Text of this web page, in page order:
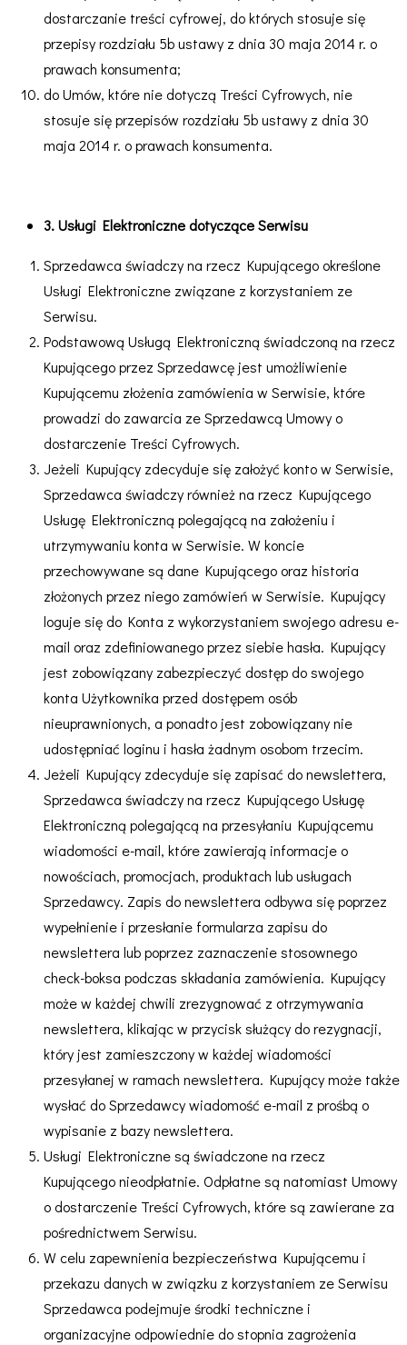
dostarczanie treści cyfrowej, do których stosuje się
przepisy rozdziału 5b ustawy z dnia 30 maja 2014 r. o
prawach konsumenta;
do Umów, które nie dotyczą Treści Cyfrowych, nie
stosuje się przepisów rozdziału 5b ustawy z dnia 30
maja 2014 r. o prawach konsumenta.
3. Usługi Elektroniczne dotyczące Serwisu
Sprzedawca świadczy na rzecz Kupującego określone
Usługi Elektroniczne związane z korzystaniem ze
Serwisu.
Podstawową Usługą Elektroniczną świadczoną na rzecz
Kupującego przez Sprzedawcę jest umożliwienie
Kupującemu złożenia zamówienia w Serwisie, które
prowadzi do zawarcia ze Sprzedawcą Umowy o
dostarczenie Treści Cyfrowych.
Jeżeli Kupujący zdecyduje się założyć konto w Serwisie,
Sprzedawca świadczy również na rzecz Kupującego
Usługę Elektroniczną polegającą na założeniu i
utrzymywaniu konta w Serwisie. W koncie
przechowywane są dane Kupującego oraz historia
złożonych przez niego zamówień w Serwisie. Kupujący
loguje się do Konta z wykorzystaniem swojego adresu e-
mail oraz zdefiniowanego przez siebie hasła. Kupujący
jest zobowiązany zabezpieczyć dostęp do swojego
konta Użytkownika przed dostępem osób
nieuprawnionych, a ponadto jest zobowiązany nie
udostępniać loginu i hasła żadnym osobom trzecim.
Jeżeli Kupujący zdecyduje się zapisać do newslettera,
Sprzedawca świadczy na rzecz Kupującego Usługę
Elektroniczną polegającą na przesyłaniu Kupującemu
wiadomości e-mail, które zawierają informacje o
nowościach, promocjach, produktach lub usługach
Sprzedawcy. Zapis do newslettera odbywa się poprzez
wypełnienie i przesłanie formularza zapisu do
newslettera lub poprzez zaznaczenie stosownego
check-boksa podczas składania zamówienia. Kupujący
może w każdej chwili zrezygnować z otrzymywania
newslettera, klikając w przycisk służący do rezygnacji,
który jest zamieszczony w każdej wiadomości
przesyłanej w ramach newslettera. Kupujący może także
wysłać do Sprzedawcy wiadomość e-mail z prośbą o
wypisanie z bazy newslettera.
Usługi Elektroniczne są świadczone na rzecz
Kupującego nieodpłatnie. Odpłatne są natomiast Umowy
o dostarczenie Treści Cyfrowych, które są zawierane za
pośrednictwem Serwisu.
W celu zapewnienia bezpieczeństwa Kupującemu i
przekazu danych w związku z korzystaniem ze Serwisu
Sprzedawca podejmuje środki techniczne i
organizacyjne odpowiednie do stopnia zagrożenia